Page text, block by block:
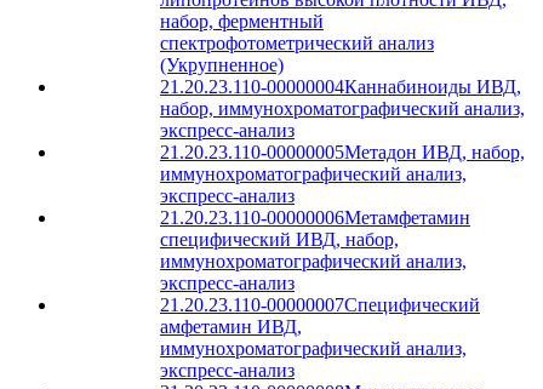
набор, ферментный
спектрофотометрический анализ
(Укрупненное)
21.20.23.110-00000004Каннабиноиды ИВД,
набор, иммунохроматографический анализ,
экспресс-анализ
21.20.23.110-00000005Метадон ИВД, набор,
иммунохроматографический анализ,
экспресс-анализ
21.20.23.110-00000006Метамфетамин
специфический ИВД, набор,
иммунохроматографический анализ,
экспресс-анализ
21.20.23.110-00000007Специфический
амфетамин ИВД,
иммунохроматографический анализ,
экспресс-анализ